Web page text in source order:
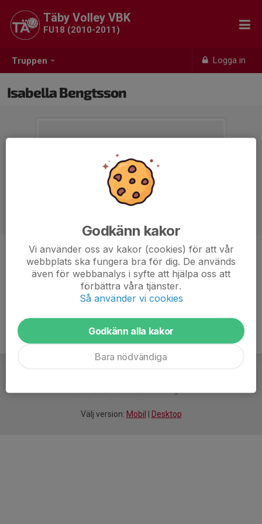
Truppen Logga in
Täby Volley VBK
FU18 (2010-2011)
Isabella Bengtsson
Position
-
15 år
Försmartaidrottsföreningar
Välj version: Mobil Desktop
Godkänn kakor
Vi använder oss av kakor (cookies) för att vår
webbplats ska fungera bra för dig. De används
även för webbanalys i syfte att hjälpa oss att
förbättra våra tjänster.
Så använder vi cookies
Godkänn alla kakor
Bara nödvändiga